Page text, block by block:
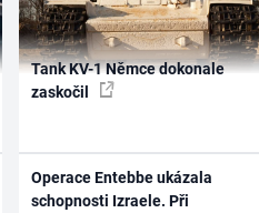
Tank KV-1 Němce dokonale
zaskočil
Operace Entebbe ukázala
schopnosti Izraele. Při